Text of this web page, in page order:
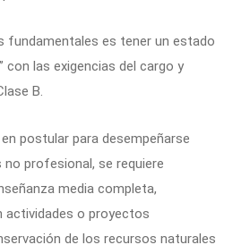
fundamentales es tener un estado
con las exigencias del cargo y
B.
postular para desempeñarse
profesional, se requiere
media completa,
actividades o proyectos
de los recursos naturales